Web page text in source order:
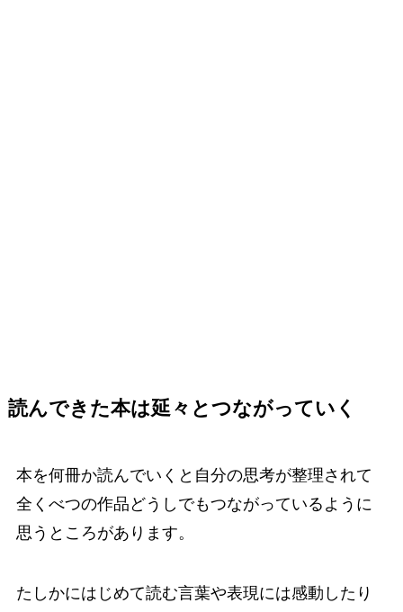
読んできた本は延々とつながっていく
本を何冊か読んでいくと自分の思考が整理されて
全くべつの作品どうしでもつながっているように
思うところがあります。
たしかにはじめて読む言葉や表現には感動したり